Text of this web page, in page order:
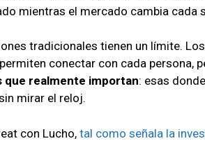
mientras el mercado cambia cada
tradicionales tienen un límite.
conectar con cada persona,
que realmente importan: esas
mirar el reloj.
con Lucho,tal como señala la